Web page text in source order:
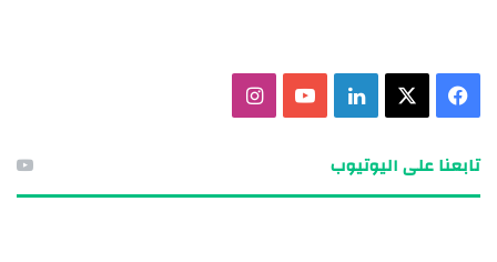
تابعنا على اليوتيوب